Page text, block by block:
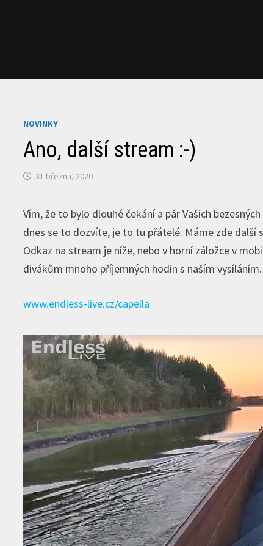
NOVINKY
Ano, další stream :-)
31 března, 2020
Vím, že to bylo dlouhé čekání a pár Vašich
dnes se to dozvíte, je to tu přátelé. Máme zde další
Odkaz na stream je níže, nebo v horní záložce v
divákům mnoho příjemných hodin s naším vysíláním.
www.endless-live.cz/capella